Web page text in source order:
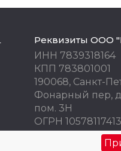
Реквизиты ООО
ИНН 7839318164
КПП 783801001
190068, Санкт-
Фонарный пер,
пом. 3Н
ОГРН
ОКПО 77676245